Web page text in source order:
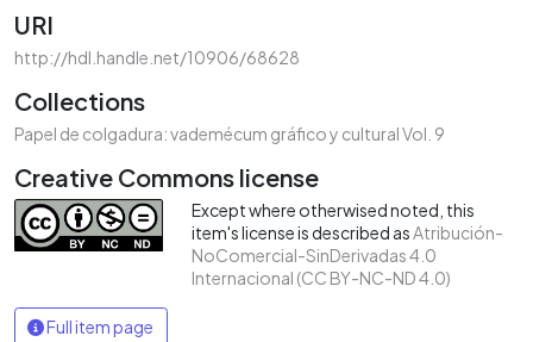
URI
http://hdl.handle.net/10906/68628
Collections
Papel de colgadura: vademécum gráfico y cultural Vol. 9
Creative Commons license
Except where otherwised noted, this
item's license is described asAtribución-
NoComercial-SinDerivadas 4.0
Internacional (CC BY-NC-ND 4.0)
Full item page